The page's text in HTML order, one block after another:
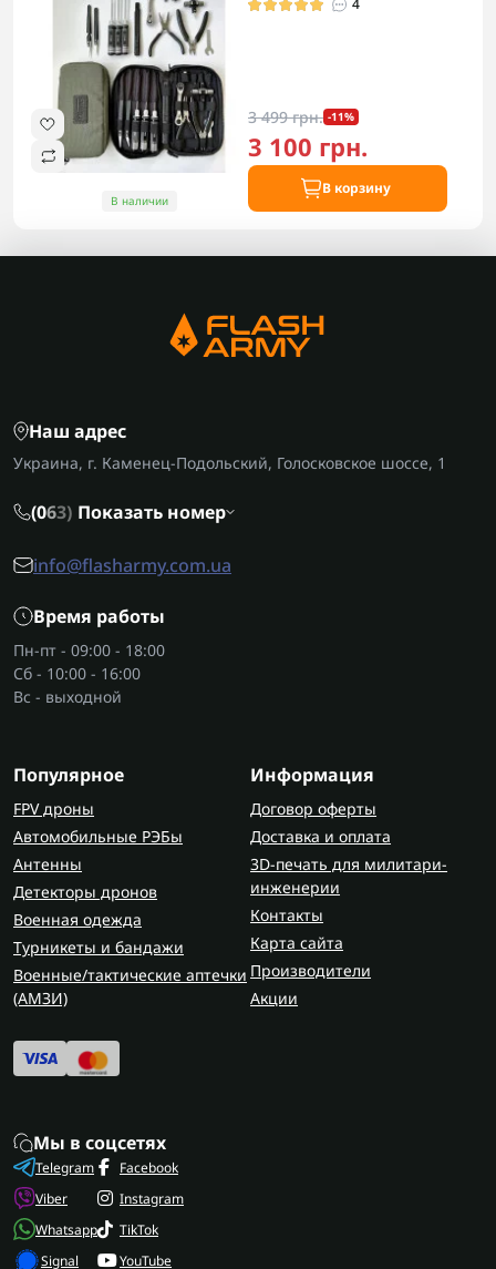
В наличии
4
3 499 грн. -11%
3 100 грн.
В корзину
Наш адрес
Украина, г. Каменец-Подольский, Голосковское шоссе, 1
(063) Показать номер
info@flasharmy.com.ua
Время работы
Пн-пт - 09:00 - 18:00
Сб - 10:00 - 16:00
Вс - выходной
Популярное
FPV дроны
Автомобильные РЭБы
Антенны
Детекторы дронов
Военная одежда
Турникеты и бандажи
Военные/тактические аптечки
(AMЗИ)
Информация
Договор оферты
Доставка и оплата
3D-печать для милитари-
инженерии
Контакты
Карта сайта
Производители
Акции
Мы в соцсетях
Telegram
Viber
Whatsapp
Signal
Facebook
Instagram
TikTok
YouTube